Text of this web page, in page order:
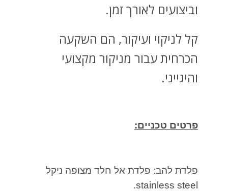
וביצועים לאורך זמן.
קל לניקוי ועיקור, הם השקעה
הכרחית עבור מניקור מקצועי
והיגייני.
פרטים טכניים:
פלדת להב: פלדת אל חלד מצופה ניקל
stainless steel.